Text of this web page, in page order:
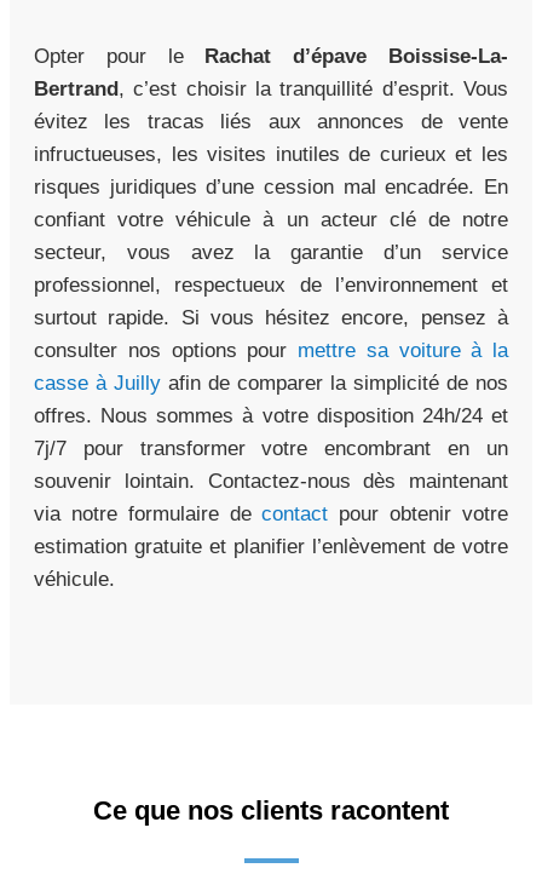
Opter pour le Rachat d’épave Boissise-La-
Bertrand, c’est choisir la tranquillité d’esprit. Vous
évitez les tracas liés aux annonces de vente
infructueuses, les visites inutiles de curieux et les
risques juridiques d’une cession mal encadrée. En
confiant votre véhicule à un acteur clé de notre
secteur, vous avez la garantie d’un service
professionnel, respectueux de l’environnement et
surtout rapide. Si vous hésitez encore, pensez à
consulter nos options pour mettre sa voiture à la
casse à Juilly afin de comparer la simplicité de nos
offres. Nous sommes à votre disposition 24h/24 et
7j/7 pour transformer votre encombrant en un
souvenir lointain. Contactez-nous dès maintenant
via notre formulaire decontact pour obtenir votre
estimation gratuite et planifier l’enlèvement de votre
véhicule.
Ce que nos clients racontent